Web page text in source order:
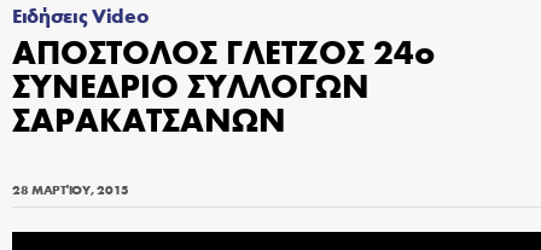
Ειδήσεις Video
ΑΠΟΣΤΟΛΟΣ ΓΛΕΤΖΟΣ 24ο
ΣΥΝΕΔΡΙΟ ΣΥΛΛΟΓΩΝ
ΣΑΡΑΚΑΤΣΑΝΩΝ
28 ΜΑΡΤΊΟΥ, 2015